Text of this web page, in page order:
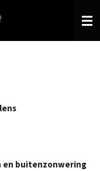
en buitenzonwering